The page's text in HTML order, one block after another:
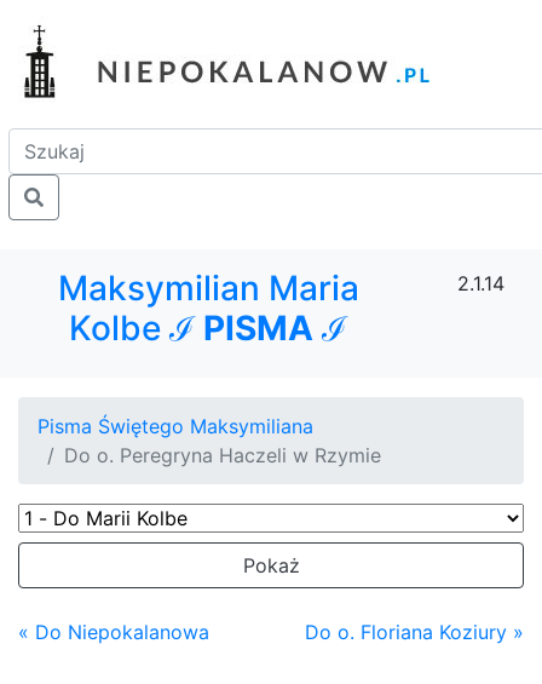
Maksymilian Maria
Kolbe ℐ PISMA ℐ
2.1.14
Pisma Świętego Maksymiliana
Do o. Peregryna Haczeli w Rzymie
Pokaż
« Do Niepokalanowa Do o. Floriana Koziury »